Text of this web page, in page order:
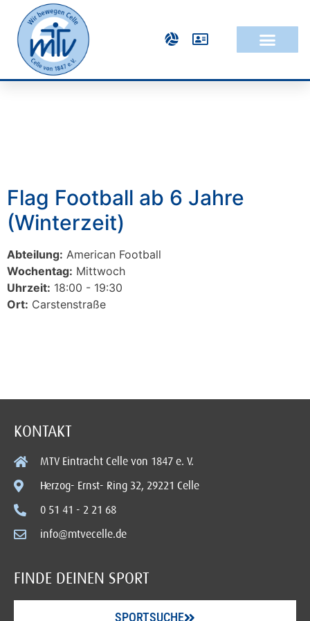
Flag Football ab 6 Jahre
(Winterzeit)
Abteilung: American Football
Wochentag: Mittwoch
Uhrzeit: 18:00 - 19:30
Ort: Carstenstraße
KONTAKT
MTV Eintracht Celle von 1847 e. V.
Herzog- Ernst- Ring 32, 29221 Celle
0 51 41 - 2 21 68
info@mtvecelle.de
FINDE DEINEN SPORT
SPORTSUCHE